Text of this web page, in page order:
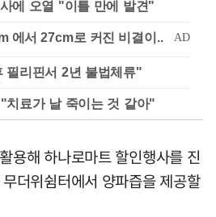
에 오열 "이틀 만에 발견"
필리핀서 2년 불법체류"
치료가 날 죽이는 것 같아"
용해 하나로마트 할인행사를 진
더위쉼터에서 양파즙을 제공할